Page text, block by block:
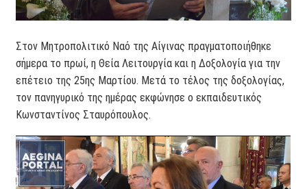
Στον Μητροπολιτικό Ναό της Αίγινας πραγματοποιήθηκε
σήμερα το πρωί, η Θεία Λειτουργία και η Δοξολογία για την
επέτειο της 25ης Μαρτίου. Μετά το τέλος της δοξολογίας,
τον πανηγυρικό της ημέρας εκφώνησε ο εκπαιδευτικός
Κωνσταντίνος Σταυρόπουλος.